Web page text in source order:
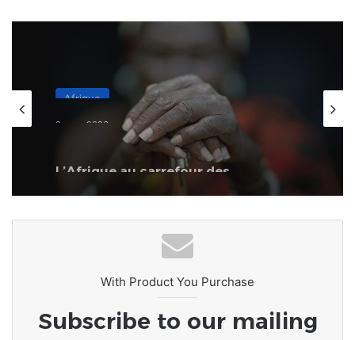
Afrique
L’Afrique au carrefour des
consciences : le devoir de rompre
avec la culture du naufrage
With Product You Purchase
Subscribe to our mailing